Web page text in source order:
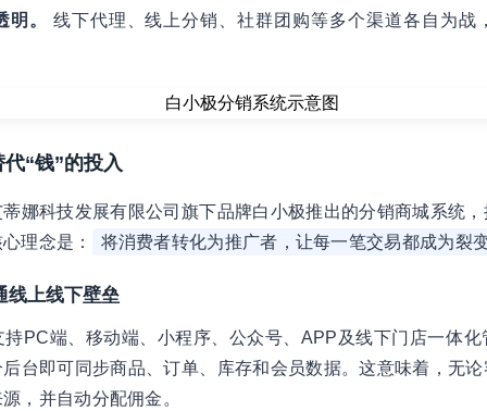
。
线下代理、线上分销、社群团购等多个渠道各自为战
“钱”的投入
娜科技发展有限公司旗下品牌白小极推出的分销商城系统
理念是：
将消费者转化为推广者，让每一笔交易都成为裂
线上线下壁垒
PC端、移动端、小程序、公众号、APP及线下门店一体
台即可同步商品、订单、库存和会员数据。这意味着，无
，并自动分配佣金。